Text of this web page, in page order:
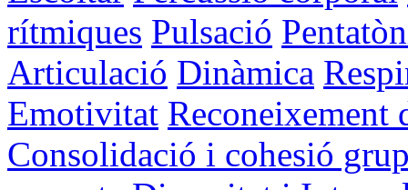
rítmiques Pulsació
Articulació Dinàmica
Emotivitat Reconeixement
Consolidació i cohesió